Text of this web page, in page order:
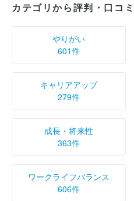
カテゴリから評判・口コ
やりがい
601件
キャリアアップ
279件
成長・将来性
363件
ワークライフバランス
606件